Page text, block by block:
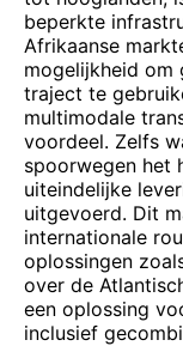
beperkte
Afrikaanse
mogelijkheid om
traject te
multimodale
voordeel. Zelfs
spoorwegen het
uiteindelijke
uitgevoerd. Dit
internationale
oplossingen
over de
een oplossing
inclusief